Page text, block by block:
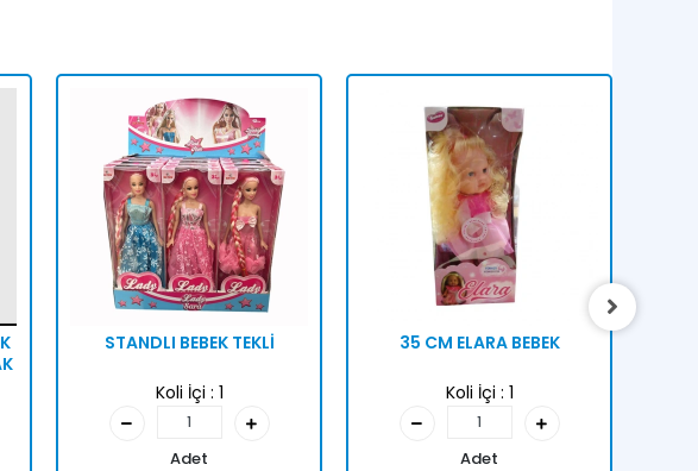
STANDLI BEBEK TEKLİ
Koli İçi : 1
Adet
35 CM ELARA BEBEK
Koli İçi : 1
Adet